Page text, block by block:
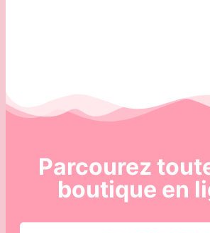
Parcourez
boutique en